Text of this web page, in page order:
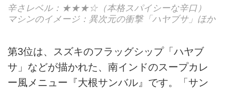
辛さレベル：★★★☆（本格スパイシーな辛口）
マシンのイメージ：異次元の衝撃「ハヤブサ」ほか
第3位は、スズキのフラッグシップ「ハヤブ
サ」などが描かれた、南インドのスープカレ
ー風メニュー『大根サンバル』です。「サン